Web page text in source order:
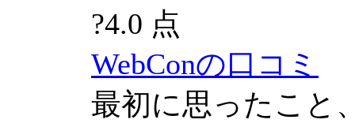
?4.0 点
WebConの口コミ
最初に思ったこと